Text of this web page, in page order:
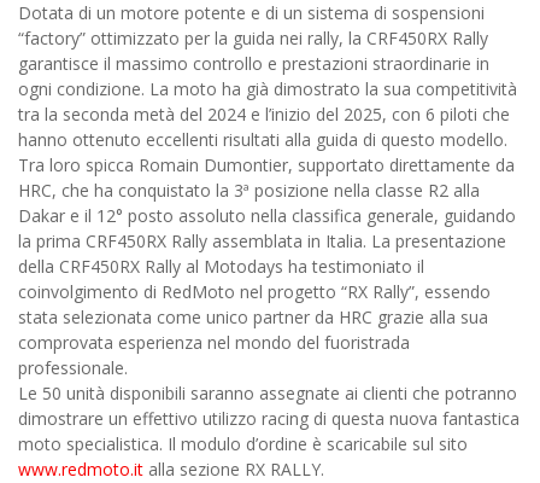
Dotata di un motore potente e di un sistema di sospensioni
“factory” ottimizzato per la guida nei rally, la CRF450RX Rally
garantisce il massimo controllo e prestazioni straordinarie in
ogni condizione. La moto ha già dimostrato la sua competitività
tra la seconda metà del 2024 e l’inizio del 2025, con 6 piloti che
hanno ottenuto eccellenti risultati alla guida di questo modello.
Tra loro spicca Romain Dumontier, supportato direttamente da
HRC, che ha conquistato la 3ª posizione nella classe R2 alla
Dakar e il 12° posto assoluto nella classifica generale, guidando
la prima CRF450RX Rally assemblata in Italia. La presentazione
della CRF450RX Rally al Motodays ha testimoniato il
coinvolgimento di RedMoto nel progetto “RX Rally”, essendo
stata selezionata come unico partner da HRC grazie alla sua
comprovata esperienza nel mondo del fuoristrada
professionale.
Le 50 unità disponibili saranno assegnate ai clienti che potranno
dimostrare un effettivo utilizzo racing di questa nuova fantastica
moto specialistica. Il modulo d’ordine è scaricabile sul sito
www.redmoto.it alla sezione RX RALLY.